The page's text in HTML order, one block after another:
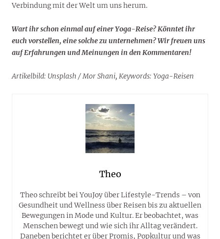
Verbindung mit der Welt um uns herum.
Wart ihr schon einmal auf einer Yoga-Reise? Könntet ihr
euch vorstellen, eine solche zu unternehmen? Wir freuen uns
auf Erfahrungen und Meinungen in den Kommentaren!
Artikelbild: Unsplash / Mor Shani, Keywords: Yoga-Reisen
Theo
Theo schreibt bei YouJoy über Lifestyle-Trends – von
Gesundheit und Wellness über Reisen bis zu aktuellen
Bewegungen in Mode und Kultur. Er beobachtet, was
Menschen bewegt und wie sich ihr Alltag verändert.
Daneben berichtet er über Promis, Popkultur und was